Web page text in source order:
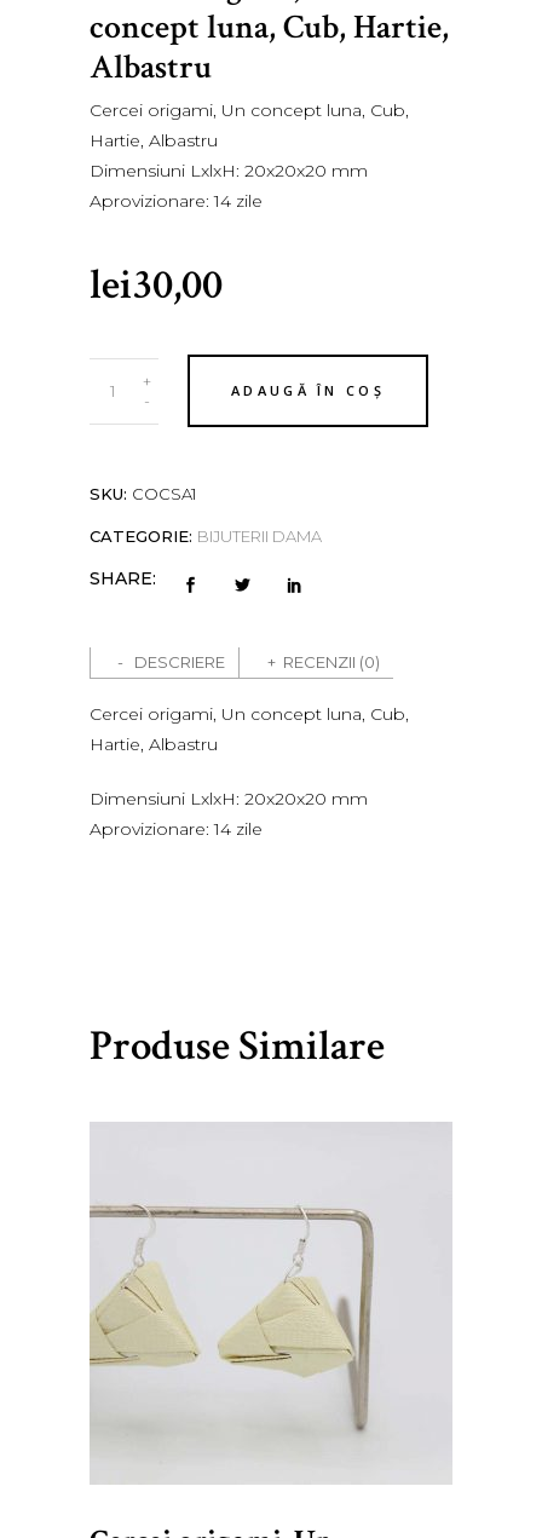
concept luna, Cub, Hartie,
Albastru
Cercei origami, Un concept luna, Cub,
Hartie, Albastru
Dimensiuni LxlxH: 20x20x20 mm
Aprovizionare: 14 zile
lei30,00
origami,
Un
luna,
Albastru
-
+ ADAUGĂ ÎN COȘ
SKU: COCSA1
CATEGORIE: BIJUTERII DAMA
SHARE:
DESCRIERE RECENZII (0)
Cercei origami, Un concept luna, Cub,
Hartie, Albastru
Dimensiuni LxlxH: 20x20x20 mm
Aprovizionare: 14 zile
Produse Similare
30,00
ADAUGĂ ÎN COȘ